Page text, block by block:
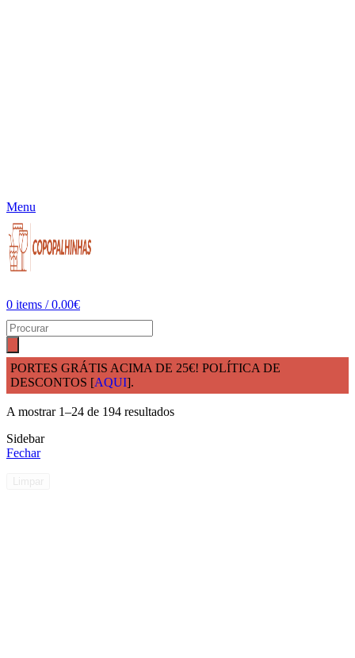
Menu
0 items / 0.00€
PORTES GRÁTIS ACIMA DE 25€! POLÍTICA DE
DESCONTOS [AQUI].
InícioLouças
A mostrar 1–24 de 194 resultados
Sidebar
Fechar